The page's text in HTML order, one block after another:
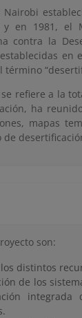
Nairobi
y en 1981,
contra la
en
término
refiere a la
ha
mapas
de
son:
distintos
de los